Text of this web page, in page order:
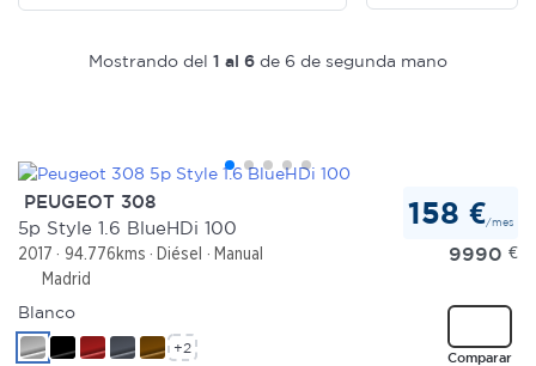
Mostrando del 1 al 6 de 6 de segunda mano
PEUGEOT 308
5p Style 1.6 BlueHDi 100
2017 94.776kms Diésel
Manual
Madrid
158 €/mes
9990 €
Comparar
Blanco
+2